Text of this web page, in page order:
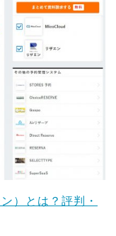
）とは？評判・